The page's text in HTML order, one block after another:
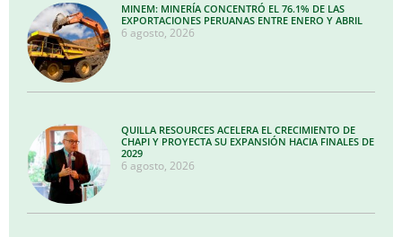
MINEM: MINERÍA CONCENTRÓ EL 76.1% DE LAS
EXPORTACIONES PERUANAS ENTRE ENERO Y ABRIL
6 agosto, 2026
QUILLA RESOURCES ACELERA EL CRECIMIENTO DE
CHAPI Y PROYECTA SU EXPANSIÓN HACIA FINALES DE
2029
6 agosto, 2026